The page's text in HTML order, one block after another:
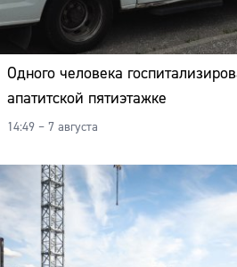
Одного человека
апатитской пятиэтажке
14:49 – 7 августа